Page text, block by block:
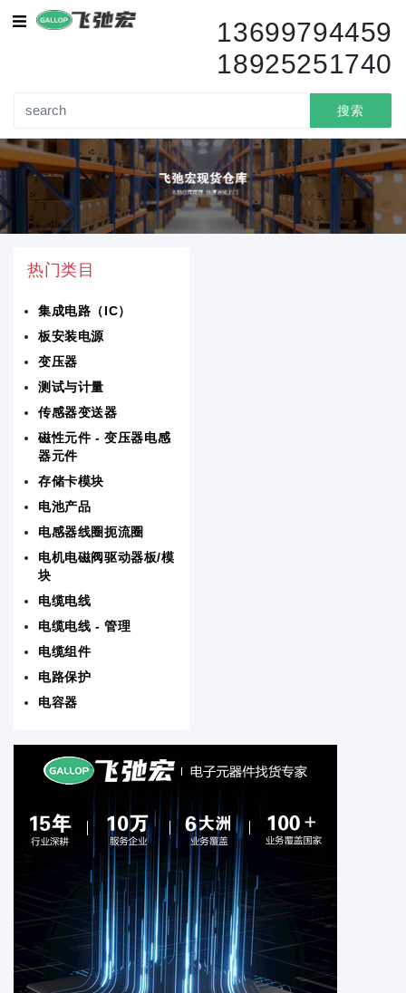
13699794459
18925251740
搜索
集成电路（IC）
变压器
电路保护
电容器
电阻器
分立半导体产品
隔离器
电池产品
电感器线圈扼流圈
RF/IF射频/中频和 RFID
存储卡模块
晶体振荡器谐振器
音频产品
线路保护配电备用
板安装电源
磁性元件 - 变压器电感器元件
电机电磁阀驱动器板/模块
电缆电线
电位计可变电阻器
工业自动化与控制
光电器件
热门类目
集成电路（IC）
板安装电源
变压器
测试与计量
传感器变送器
磁性元件 - 变压器电感
器元件
存储卡模块
电池产品
电感器线圈扼流圈
电机电磁阀驱动器板/模
块
电缆电线
电缆电线 - 管理
电缆组件
电路保护
电容器